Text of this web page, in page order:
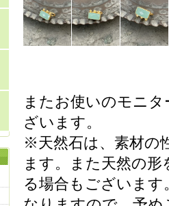
またお使いのモニ
ざいます。
※天然石は、素材の
ます。また天然の
る場合もございま